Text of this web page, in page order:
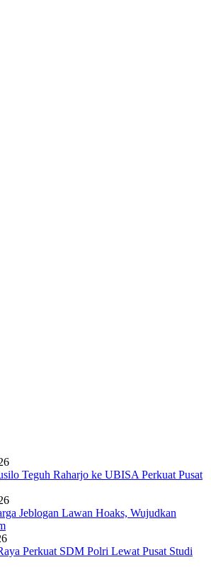
Teguh Raharjo ke UBISA Perkuat Pusat
Jeblogan Lawan Hoaks, Wujudkan
Perkuat SDM Polri Lewat Pusat Studi